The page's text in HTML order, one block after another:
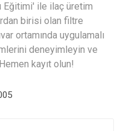
Eğitimi' ile ilaç üretim
birisi olan filtre
ortamında uygulamalı
deneyimleyin ve
kayıt olun!